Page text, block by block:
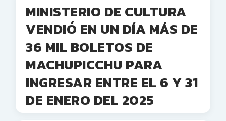
MINISTERIO DE CULTURA
VENDIÓ EN UN DÍA MÁS DE
36 MIL BOLETOS DE
MACHUPICCHU PARA
INGRESAR ENTRE EL 6 Y 31
DE ENERO DEL 2025